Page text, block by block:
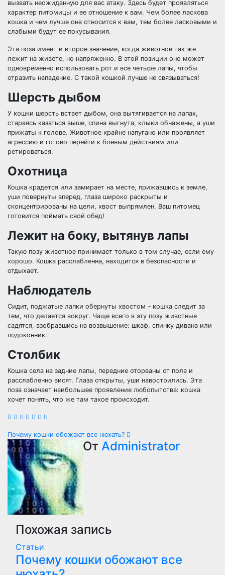
вызвать неожиданную для вас атаку. Здесь будет проявляться
характер питомицы и ее отношение к вам. Чем более ласкова
кошка и чем лучше она относится к вам, тем более ласковыми и
слабыми будут ее покусывания.
Эта поза имеет и второе значение, когда животное так же
лежит на животе, но напряженно. В этой позиции оно может
одновременно использовать рот и все четыре лапы, чтобы
отразить нападение. С такой кошкой лучше не связываться!
Шерсть дыбом
У кошки шерсть встает дыбом, она вытягивается на лапах,
стараясь казаться выше, спина выгнута, клыки обнажены, а уши
прижаты к голове. Животное крайне напугано или проявляет
агрессию и готово перейти к боевым действиям или
ретироваться.
Охотница
Кошка крадется или замирает на месте, прижавшись к земле,
уши повернуты вперед, глаза широко раскрыты и
сконцентрированы на цели, хвост выпрямлен. Ваш питомец
готовится поймать свой обед!
Лежит на боку, вытянув лапы
Такую позу животное принимает только в том случае, если ему
хорошо. Кошка расслабленна, находится в безопасности и
отдыхает.
Наблюдатель
Сидит, поджатые лапки обернуты хвостом – кошка следит за
тем, что делается вокруг. Чаще всего в эту позу животные
садятся, взобравшись на возвышение: шкаф, спинку дивана или
подоконник.
Столбик
Кошка села на задние лапы, передние оторваны от пола и
расслабленно висят. Глаза открыты, уши навострились. Эта
поза означает наибольшее проявление любопытства: кошка
хочет понять, что же там такое происходит.
Навигация
по
записям
Почему кошки обожают все нюхать?
От Administrator
Похожая запись
Статьи
Почему кошки обожают все